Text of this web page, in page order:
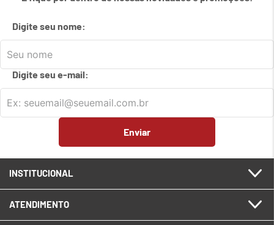
8º emmeetup logitech
9 emcaixa
10ºemteclado fio
Digite seu nome:
Digite seu e-mail:
Enviar
INSTITUCIONAL
ATENDIMENTO